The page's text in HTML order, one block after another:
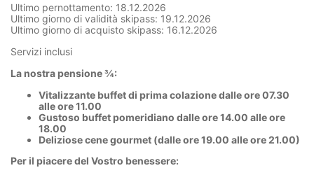
Ultimo pernottamento: 18.12.2026
Ultimo giorno di validità skipass: 19.12.2026
Ultimo giorno di acquisto skipass: 16.12.2026
Servizi inclusi
La nostra pensione ¾:
Vitalizzante buffet di prima colazione dalle ore 07.30
alle ore 11.00
Gustoso buffet pomeridiano dalle ore 14.00 alle ore
18.00
Deliziose cene gourmet (dalle ore 19.00 alle ore 21.00)
Per il piacere del Vostro benessere: